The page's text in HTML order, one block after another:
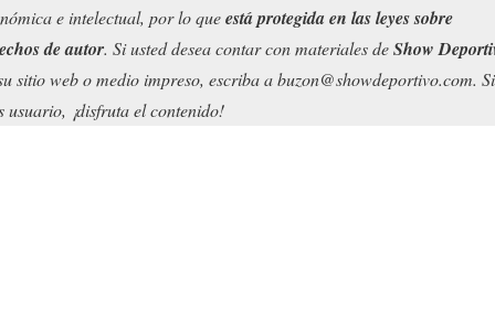
e intelectual, por lo queestá protegida en las leyes sobre
de autor. Si usted desea contar con materiales deShow
sitio web o medio impreso, escriba a buzon@showdeportivo.com. Si
usuario, ¡disfruta el contenido!